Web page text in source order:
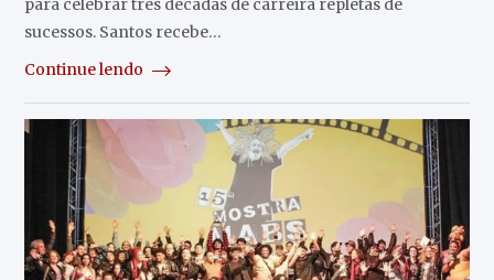
para celebrar três décadas de carreira repletas de
sucessos. Santos recebe…
Continue lendo